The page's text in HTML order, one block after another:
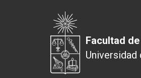
Facultad
Universidad